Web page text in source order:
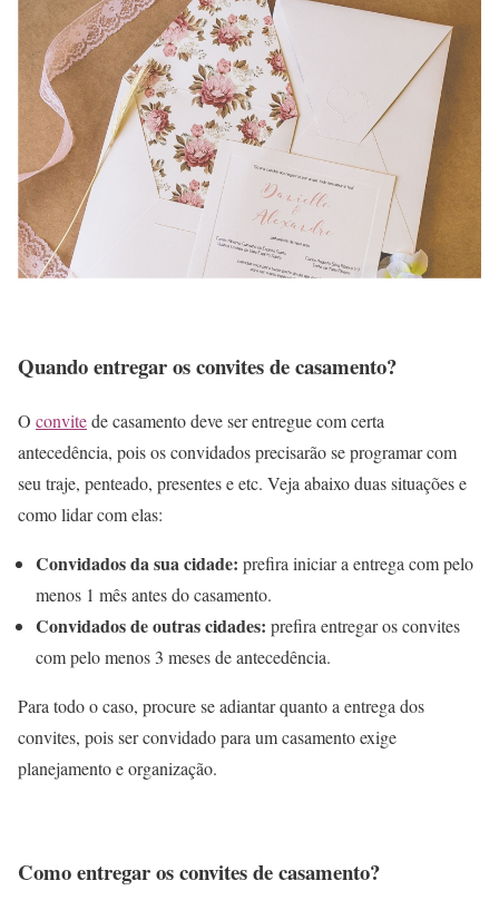
Quando entregar os convites de casamento?
O convitede casamento deve ser entregue com certa
antecedência, pois os convidados precisarão se programar com
seu traje, penteado, presentes e etc. Veja abaixo duas situações e
como lidar com elas:
Convidados da sua cidade: prefira iniciar a entrega com pelo
menos 1 mês antes do casamento.
Convidados de outras cidades: prefira entregar os convites
com pelo menos 3 meses de antecedência.
Para todo o caso, procure se adiantar quanto a entrega dos
convites, pois ser convidado para um casamento exige
planejamento e organização.
Como entregar os convites de casamento?